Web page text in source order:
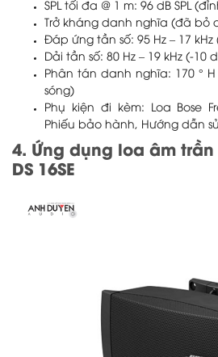
SPL tối đa @ 1 m: 96 dB SPL
Trở kháng danh nghĩa (đã bỏ
Đáp ứng tần số: 95 Hz – 17 kHz
Dải tần số: 80 Hz – 19 kHz (-10
Phân tán danh nghĩa: 170 °
sóng)
Phụ kiện đi kèm: Loa Bose
Phiếu bảo hành, Hướng dẫn
4. Ứng dụng loa âm trần
DS 16SE